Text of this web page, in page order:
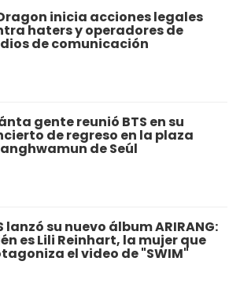
inicia acciones legales
haters y operadores de
de comunicación
gente reunió BTS en su
de regreso en la plaza
de Seúl
lanzó su nuevo álbum ARIRANG:
es Lili Reinhart, la mujer que
el video de "SWIM"